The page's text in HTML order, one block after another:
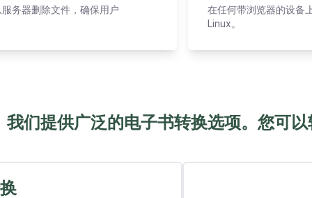
务器删除文件，确保用户
在任何带浏览器的设备
Linux。
我们提供广泛的电子书转换选项。您可